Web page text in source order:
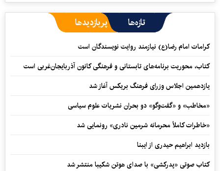
تازه‌ها پربازدیدها
کرامات امام رضا(ع) نیازمند روایت نویسندگان است
کتاب، محوریت برنامه‌های تابستانی و فرهنگی کانون آذربایجان‌غربی است
یازدهمین اجلاس وزرای فرهنگ بریکس آغاز شد
«مخاطب» و «گفت‌وگو» دو بحران نشریات علوم سیاسی
«خاطرات کاملاً محرمانه شرمین نادری» رونمایی شد
بازدید ابراهیم حیدری از ایبنا
کتاب صوتی «پدرکشی» با صدای هوتن شکیبا منتشر شد